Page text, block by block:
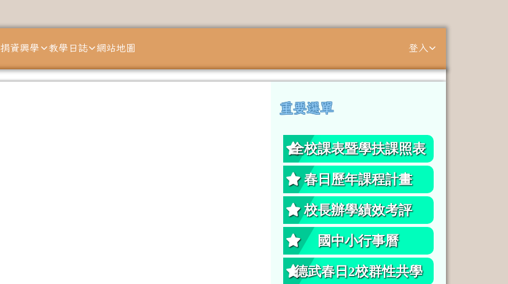
捐資興學 教學日誌 網站地圖 登入
左邊區域內容
重要選單
全校課表暨學扶課照表
春日歷年課程計畫
校長辦學績效考評
國中小行事曆
德武春日2校群性共學